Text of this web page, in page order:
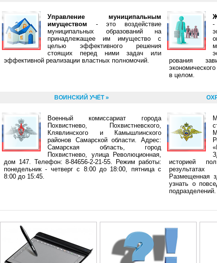
Управление муниципальным
имуществом - это воздействие
муниципальных образований на
принадлежащее им имущество с
целью эффективного решения
стоящих перед ними задач или
эффективной реализации властных полномочий.
-
рования
в целом.
ВОИНСКИЙ УЧЁТ »
Военный комиссариат города
Похвистнево, Похвистневского,
Клявлинского и Камышлинского
районов Самарской области. Адрес:
Самарская область, город
Похвистнево, улица Революционная,
дом 147. Телефон: 8-84656-2-21-55. Режим работы:
понедельник - четверг с 8:00 до 18:00, пятница с
8:00 до 15:45.
историей
Размещенная
узнать о
подразделений.